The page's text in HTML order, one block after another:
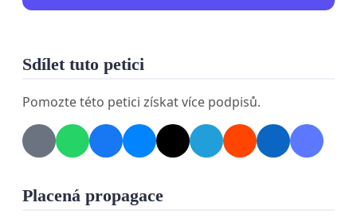
Sdílet tuto petici
Pomozte této petici získat více podpisů.
Placená propagace